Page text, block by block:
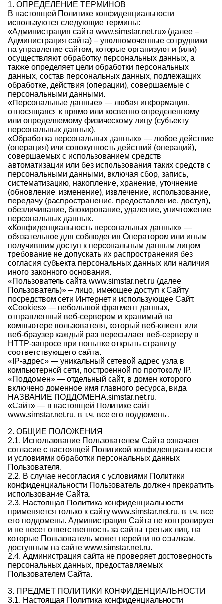
1. ОПРЕДЕЛЕНИЕ ТЕРМИНОВ
В настоящей Политике конфиденциальности
используются следующие термины:
«Администрация сайта www.simstar.net.ru» (далее –
Администрация сайта) – уполномоченные сотрудники
на управление сайтом, которые организуют и (или)
осуществляют обработку персональных данных, а
также определяет цели обработки персональных
данных, состав персональных данных, подлежащих
обработке, действия (операции), совершаемые с
персональными данными.
«Персональные данные» — любая информация,
относящаяся к прямо или косвенно определенному
или определяемому физическому лицу (субъекту
персональных данных).
«Обработка персональных данных» — любое действие
(операция) или совокупность действий (операций),
совершаемых с использованием средств
автоматизации или без использования таких средств с
персональными данными, включая сбор, запись,
систематизацию, накопление, хранение, уточнение
(обновление, изменение), извлечение, использование,
передачу (распространение, предоставление, доступ),
обезличивание, блокирование, удаление, уничтожение
персональных данных.
«Конфиденциальность персональных данных» —
обязательное для соблюдения Оператором или иным
получившим доступ к персональным данным лицом
требование не допускать их распространения без
согласия субъекта персональных данных или наличия
иного законного основания.
«Пользователь сайта www.simstar.net.ru (далее
Пользователь)» – лицо, имеющее доступ к Сайту
посредством сети Интернет и использующее Сайт.
«Cookies» — небольшой фрагмент данных,
отправленный веб-сервером и хранимый на
компьютере пользователя, который веб-клиент или
веб-браузер каждый раз пересылает веб-серверу в
HTTP-запросе при попытке открыть страницу
соответствующего сайта.
«IP-адрес» — уникальный сетевой адрес узла в
компьютерной сети, построенной по протоколу IP.
«Поддомен» — отдельный сайт, в домен которого
включено доменное имя главного ресурса, вида
НАЗВАНИЕ ПОДДОМЕНА.simstar.net.ru.
«Сайт» — в настоящей Политике сайт
www.simstar.net.ru, в т.ч. все его поддомены.
2. ОБЩИЕ ПОЛОЖЕНИЯ
2.1. Использование Пользователем Сайта означает
согласие с настоящей Политикой конфиденциальности
и условиями обработки персональных данных
Пользователя.
2.2. В случае несогласия с условиями Политики
конфиденциальности Пользователь должен прекратить
использование Сайта.
2.3. Настоящая Политика конфиденциальности
применяется только к сайту www.simstar.net.ru, в т.ч. все
его поддомены. Администрация Сайта не контролирует
и не несет ответственность за сайты третьих лиц, на
которые Пользователь может перейти по ссылкам,
доступным на сайте www.simstar.net.ru.
2.4. Администрация сайта не проверяет достоверность
персональных данных, предоставляемых
Пользователем Сайта.
3. ПРЕДМЕТ ПОЛИТИКИ КОНФИДЕНЦИАЛЬНОСТИ
3.1. Настоящая Политика конфиденциальности